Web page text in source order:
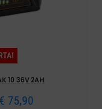
10 36V 2AH
Il
€ 75,90Il